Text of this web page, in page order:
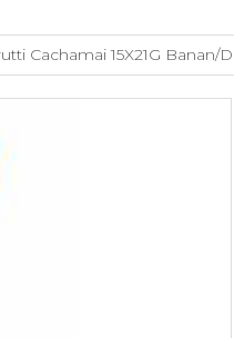
Cachamai 15X21G Banan/